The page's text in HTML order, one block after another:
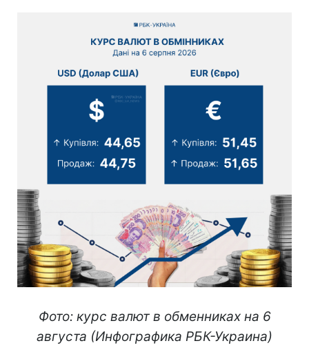
Фото: курс валют в обменниках на 6
августа (Инфографика РБК-Украина)